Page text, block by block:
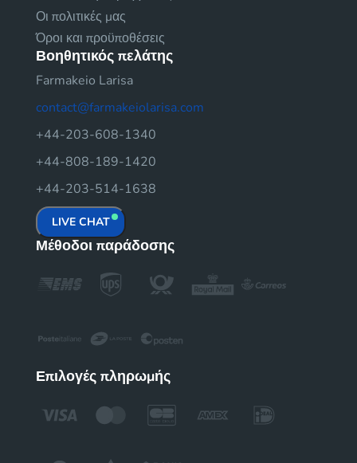
Οι πολιτικές μας
Όροι και προϋποθέσεις
Βοηθητικός πελάτης
Farmakeio Larisa
contact@farmakeiolarisa.com
+44-203-608-1340
+44-808-189-1420
+44-203-514-1638
LIVE CHAT
Μέθοδοι παράδοσης
Επιλογές πληρωμής